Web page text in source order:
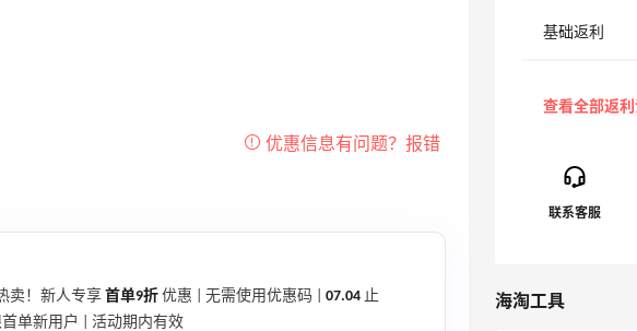
卖！新人专享 首单9折 优惠 | 无需使用优惠码 | 07.04 止
单新用户 | 活动期内有效
基础返利
海淘工具